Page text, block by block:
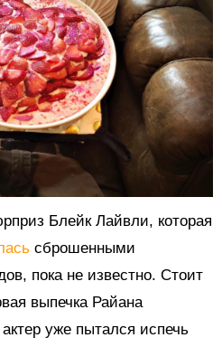
Блейк Лайвли, которая
сброшенными
пока не известно. Стоит
выпечка Райана
уже пытался испечь